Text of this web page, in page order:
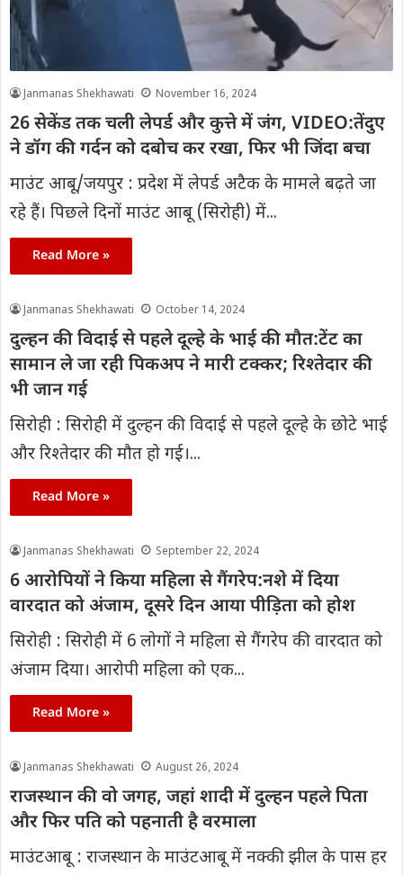
Janmanas Shekhawati November 16, 2024
26 सेकेंड तक चली लेपर्ड और कुत्ते में जंग, VIDEO:तेंदुए
ने डॉग की गर्दन को दबोच कर रखा, फिर भी जिंदा बचा
माउंट आबू/जयपुर : प्रदेश में लेपर्ड अटैक के मामले बढ़ते जा
रहे हैं। पिछले दिनों माउंट आबू (सिरोही) में...
Read More »
Janmanas Shekhawati October 14, 2024
दुल्हन की विदाई से पहले दूल्हे के भाई की मौत:टेंट का
सामान ले जा रही पिकअप ने मारी टक्कर; रिश्तेदार की
भी जान गई
सिरोही : सिरोही में दुल्हन की विदाई से पहले दूल्हे के छोटे भाई
और रिश्तेदार की मौत हो गई।...
Read More »
Janmanas Shekhawati September 22, 2024
6 आरोपियों ने किया महिला से गैंगरेप:नशे में दिया
वारदात को अंजाम, दूसरे दिन आया पीड़िता को होश
सिरोही : सिरोही में 6 लोगों ने महिला से गैंगरेप की वारदात को
अंजाम दिया। आरोपी महिला को एक...
Read More »
Janmanas Shekhawati August 26, 2024
राजस्थान की वो जगह, जहां शादी में दुल्हन पहले पिता
और फिर पति को पहनाती है वरमाला
माउंटआबू : राजस्थान के माउंटआबू में नक्की झील के पास हर